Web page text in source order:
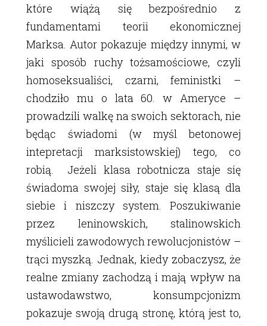
które wiążą się bezpośrednio z
fundamentami teorii ekonomicznej
Marksa. Autor pokazuje między innymi, w
jaki sposób ruchy tożsamościowe, czyli
homoseksualiści, czarni, feministki –
chodziło mu o lata 60. w Ameryce –
prowadzili walkę na swoich sektorach, nie
będąc świadomi (w myśl betonowej
intepretacji marksistowskiej) tego, co
robią. Jeżeli klasa robotnicza staje się
świadoma swojej siły, staje się klasą dla
siebie i niszczy system. Poszukiwanie
przez leninowskich, stalinowskich
myślicieli zawodowych rewolucjonistów –
trąci myszką. Jednak, kiedy zobaczysz, że
realne zmiany zachodzą i mają wpływ na
ustawodawstwo, konsumpcjonizm
pokazuje swoją drugą stronę, którą jest to,